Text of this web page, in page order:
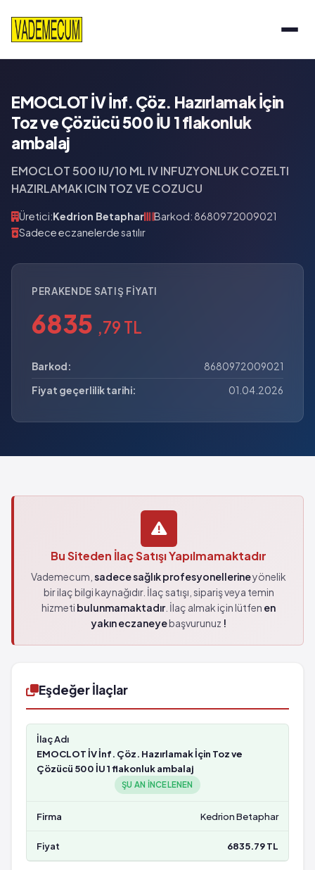
EMOCLOT İV İnf. Çöz. Hazırlamak İçin
Toz ve Çözücü 500 İU 1 flakonluk
ambalaj
EMOCLOT 500 IU/10 ML IV INFUZYONLUK COZELTI
HAZIRLAMAK ICIN TOZ VE COZUCU
Üretici:Kedrion Betaphar
Barkod: 8680972009021
Sadece eczanelerde satılır
PERAKENDE SATIŞ FIYATI
6835 ,79 TL
Barkod:
8680972009021
Fiyat geçerlilik tarihi:
01.04.2026
Bu Siteden İlaç Satışı Yapılmamaktadır
Vademecum, sadece sağlık profesyonellerineyönelik
bir ilaç bilgi kaynağıdır. İlaç satışı, sipariş veya temin
hizmeti bulunmamaktadır. İlaç almak için lütfen en
yakın eczaneyebaşvurunuz !
Eşdeğer İlaçlar
EMOCLOT İV İnf. Çöz. Hazırlamak İçin Toz ve
Çözücü 500 İU 1 flakonluk ambalaj
ŞU AN INCELENEN
Kedrion Betaphar
6835.79 TL